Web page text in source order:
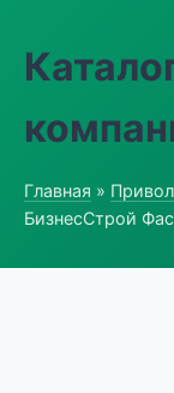
Главная »
БизнесСтрой